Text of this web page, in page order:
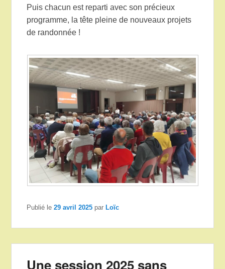
Puis chacun est reparti avec son précieux
programme, la tête pleine de nouveaux projets
de randonnée !
Publié le29 avril 2025 par Loïc
Une session 2025 sans